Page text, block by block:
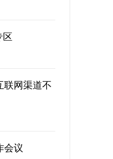
区
联网渠道不
会议